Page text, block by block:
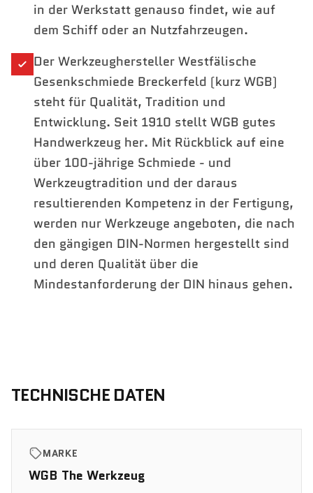
in der Werkstatt genauso findet, wie auf
dem Schiff oder an Nutzfahrzeugen.
Der Werkzeughersteller Westfälische
Gesenkschmiede Breckerfeld (kurz WGB)
steht für Qualität, Tradition und
Entwicklung. Seit 1910 stellt WGB gutes
Handwerkzeug her. Mit Rückblick auf eine
über 100-jährige Schmiede - und
Werkzeugtradition und der daraus
resultierenden Kompetenz in der Fertigung,
werden nur Werkzeuge angeboten, die nach
den gängigen DIN-Normen hergestellt sind
und deren Qualität über die
Mindestanforderung der DIN hinaus gehen.
TECHNISCHE DATEN
MARKE
WGB The Werkzeug